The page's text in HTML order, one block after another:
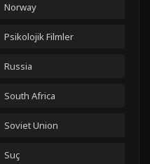
Norway
Psikolojik Filmler
Russia
South Africa
Soviet Union
Suç